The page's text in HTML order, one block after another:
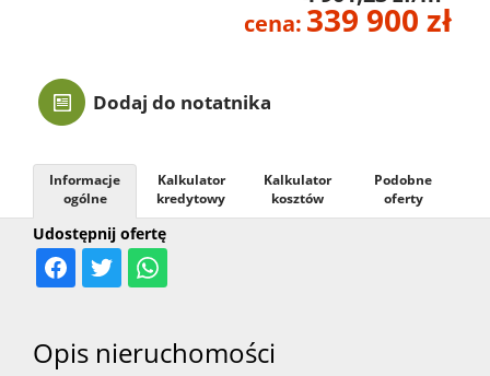
cena: 339 900 zł
Dodaj do notatnika
Udostępnij ofertę
Informacje
ogólne
Kalkulator
kredytowy
Kalkulator
kosztów
Podobne
oferty
Opis nieruchomości